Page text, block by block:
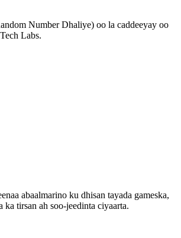
Number Dhaliye) oo la caddeeyay oo
Labs.
abaalmarino ku dhisan tayada gameska,
ka tirsan ah soo-jeedinta ciyaarta.